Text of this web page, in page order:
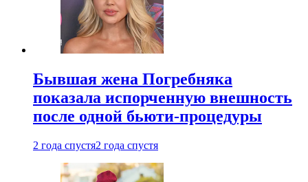
Бывшая жена Погребняка
показала испорченную внешность
после одной бьюти-процедуры
2 года спустя2 года спустя